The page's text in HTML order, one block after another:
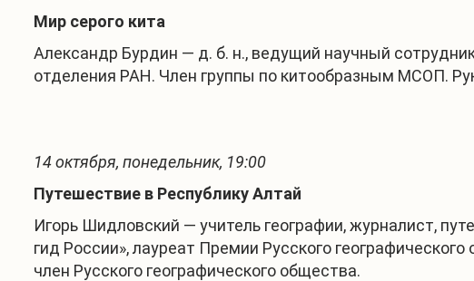
Мир серого кита
Александр Бурдин — д. б. н., ведущий научный
отделения РАН. Член группы по китообразным МСОП.
14 октября, понедельник, 19:00
Путешествие в Республику Алтай
Игорь Шидловский — учитель географии, журналист,
гид России», лауреат Премии Русского
член Русского географического общества.